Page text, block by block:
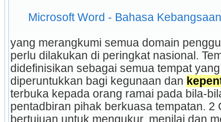
Microsoft Word - Bahasa
yang merangkumi semua domain
perlu dilakukan di peringkat nasional.
didefinisikan sebagai semua tempat
diperuntukkan bagi kegunaan dan
terbuka kepada orang ramai pada bila-
pentadbiran pihak berkuasa tempatan. 2
bertujuan untuk mengukur, menilai dan